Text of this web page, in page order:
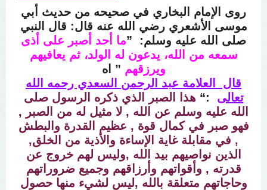
روى الإمام البخاري في صحيحه من حديث أبي
موسى الأشعري رضي الله عنه قال: قال النبي
صلى الله عليه وسلم:
”ما أحد أصبر على أذى
سمعه من الله، يدعون له الولد، ثم يعافيهم
ويرزقهم ” اه
قال
العلامة عبد الرحمن السعدي رحمه الله
تعالى
“:هذا الصبر الذي ذكره الرسول صلى
الله عليه وسلم عن الله , لا مثيل له من الصبر ,
فهو صبر في كمال قوة , عظيم القدرة والبطش
, في مقابلة غاية الإساءة والأذية من الخلق,
الذين نواصيهم بيد الله ,وليس لهم خروج عن
قدرته , وأقواتهم وأرزاقهم وجميع ضروراتهم
وحاجاتهم متعلقة بالله ,ليس لشيء منها حصول